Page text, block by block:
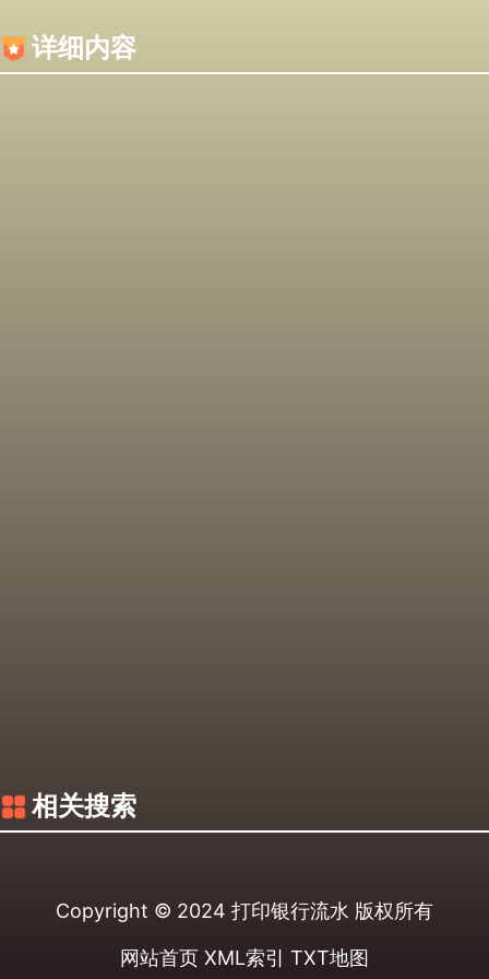
详细内容
相关搜索
Copyright © 2024 打印银行流水 版权所有
网站首页 XML索引 TXT地图